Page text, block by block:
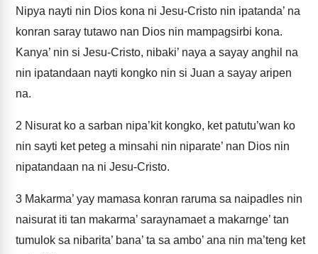
Nipya nayti nin Dios kona ni Jesu-Cristo nin ipatanda’ na
konran saray tutawo nan Dios nin mampagsirbi kona.
Kanya’ nin si Jesu-Cristo, nibaki’ naya a sayay anghil na
nin ipatandaan nayti kongko nin si Juan a sayay aripen
na.
2 Nisurat ko a sarban nipa’kit kongko, ket patutu’wan ko
nin sayti ket peteg a minsahi nin niparate’ nan Dios nin
nipatandaan na ni Jesu-Cristo.
3 Makarma’ yay mamasa konran raruma sa naipadles nin
naisurat iti tan makarma’ saraynamaet a makarnge’ tan
tumulok sa nibarita’ bana’ ta sa ambo’ ana nin ma’teng ket